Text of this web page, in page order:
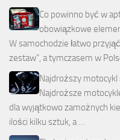
Co powinno być w
obowiązkowe
W samochodzie łatwo
zestaw”, a tymczasem w
Najdroższy motocykl
Najdroższe
dla wyjątkowo zamożnych
ilości kilku sztuk, a …